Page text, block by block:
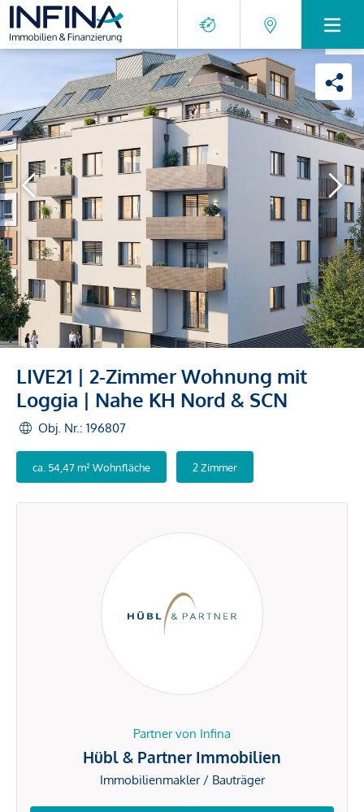
LIVE21 | 2-Zimmer Wohnung mit
Loggia | Nahe KH Nord & SCN
Obj. Nr.: 196807
ca. 54,47 m² Wohnfläche 2 Zimmer
Partner von Infina
Hübl & Partner Immobilien
Immobilienmakler / Bauträger